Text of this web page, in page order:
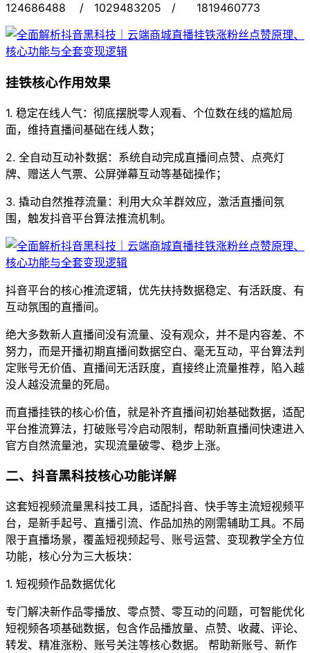
124686488 / 1029483205 / 1819460773
挂铁核心作用效果
1. 稳定在线人气：彻底摆脱零人观看、个位数在线的尴尬局
面，维持直播间基础在线人数；
2. 全自动互动补数据：系统自动完成直播间点赞、点亮灯
牌、赠送人气票、公屏弹幕互动等基础操作；
3. 撬动自然推荐流量：利用大众羊群效应，激活直播间氛
围，触发抖音平台算法推流机制。
抖音平台的核心推流逻辑，优先扶持数据稳定、有活跃度、有
互动氛围的直播间。
绝大多数新人直播间没有流量、没有观众，并不是内容差、不
努力，而是开播初期直播间数据空白、毫无互动，平台算法判
定账号无价值、直播间无活跃度，直接终止流量推荐，陷入越
没人越没流量的死局。
而直播挂铁的核心价值，就是补齐直播间初始基础数据，适配
平台推流算法，打破账号冷启动限制，帮助新直播间快速进入
官方自然流量池，实现流量破零、稳步上涨。
二、抖音黑科技核心功能详解
这套短视频流量黑科技工具，适配抖音、快手等主流短视频平
台，是新手起号、直播引流、作品加热的刚需辅助工具。不局
限于直播场景，覆盖短视频起号、账号运营、变现教学全方位
功能，核心分为三大板块：
1. 短视频作品数据优化
专门解决新作品零播放、零点赞、零互动的问题，可智能优化
短视频各项基础数据，包含作品播放量、点赞、收藏、评论、
转发、精准涨粉、账号关注等核心数据。 帮助新账号、新作